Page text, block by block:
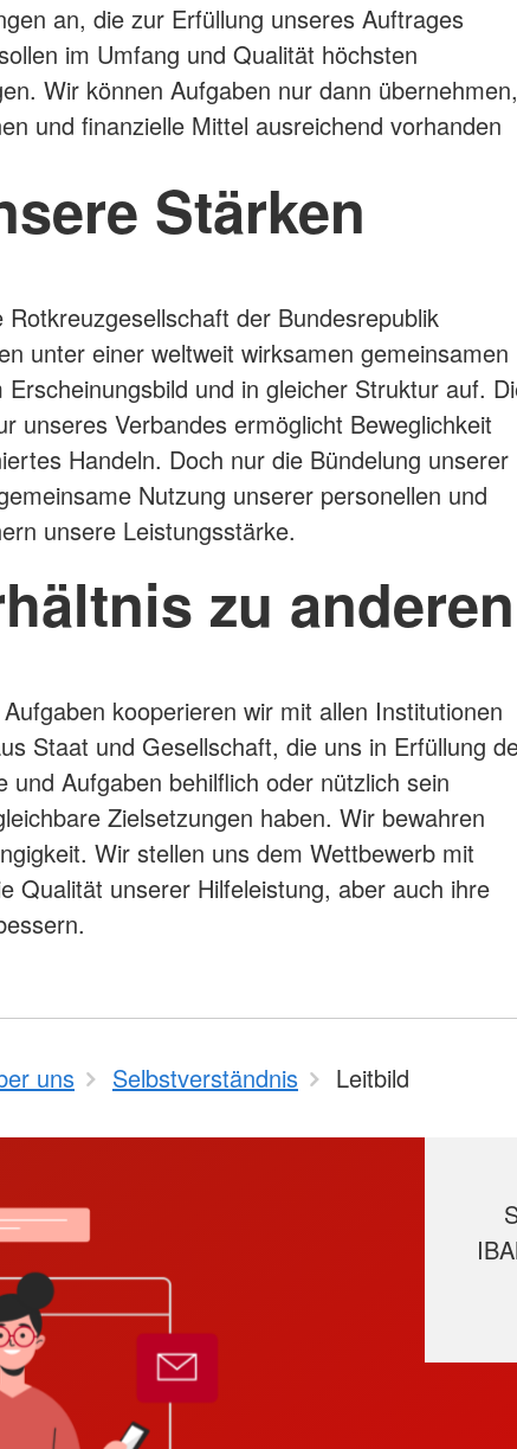
an, die zur Erfüllung unseres Auftrages
im Umfang und Qualität höchsten
Wir können Aufgaben nur dann übernehmen,
und finanzielle Mittel ausreichend vorhanden
Stärken
der Bundesrepublik
unter einer weltweit wirksamen gemeinsamen
Erscheinungsbild und in gleicher Struktur auf.
unseres Verbandes ermöglicht Beweglichkeit
Handeln. Doch nur die Bündelung unserer
Nutzung unserer personellen und
unsere Leistungsstärke.
zu anderen
kooperieren wir mit allen Institutionen
Staat und Gesellschaft, die uns in Erfüllung
und Aufgaben behilflich oder nützlich sein
Zielsetzungen haben. Wir bewahren
Wir stellen uns dem Wettbewerb mit
Qualität unserer Hilfeleistung, aber auch ihre
uns Selbstverständnis Leitbild